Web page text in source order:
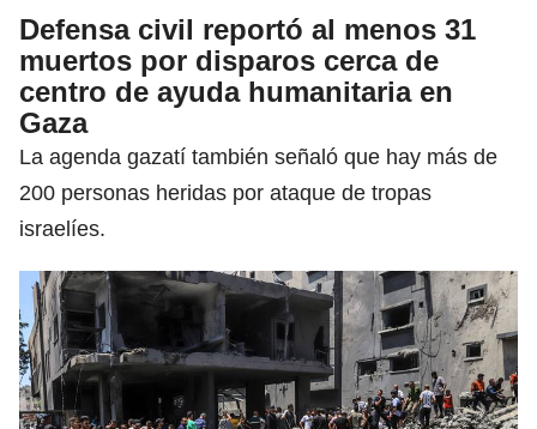
Defensa civil reportó al menos 31
muertos por disparos cerca de
centro de ayuda humanitaria en
Gaza
La agenda gazatí también señaló que hay más de
200 personas heridas por ataque de tropas
israelíes.